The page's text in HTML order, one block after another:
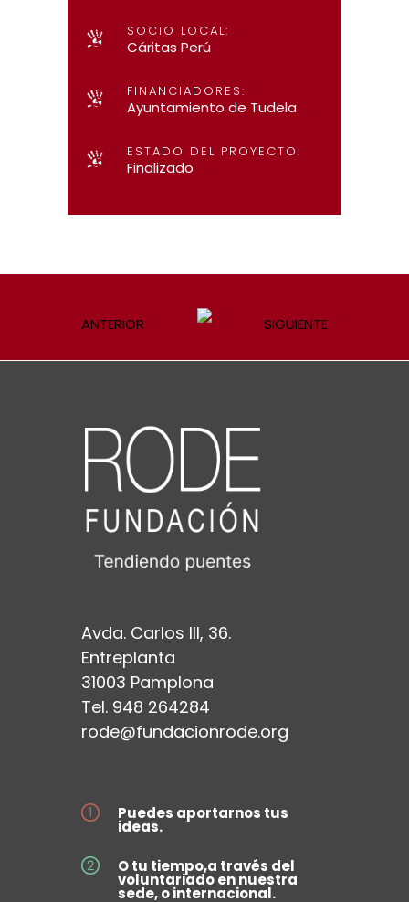
SOCIO LOCAL:
Cáritas Perú
FINANCIADORES:
Ayuntamiento de Tudela
ESTADO DEL PROYECTO:
Finalizado
ANTERIOR SIGUIENTE
Avda. Carlos III, 36.
Entreplanta
31003 Pamplona
Tel. 948 264284
rode@fundacionrode.org
Puedes aportarnos tus
ideas.
O tu tiempo,a través del
voluntariado en nuestra
sede, o internacional.